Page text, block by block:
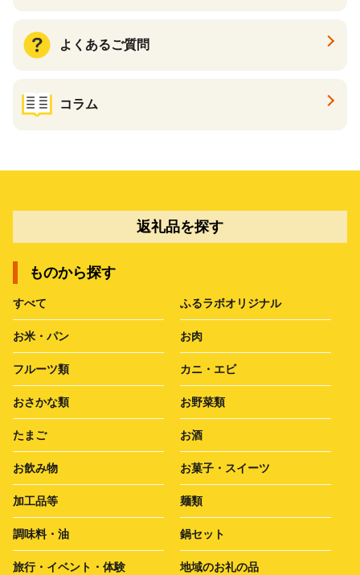
よくあるご質問
コラム
返礼品を探す
ものから探す
すべて ふるラボオリジナル
お米・パン お肉
フルーツ類 カニ・エビ
おさかな類 お野菜類
たまご お酒
お飲み物 お菓子・スイーツ
加工品等 麺類
調味料・油 鍋セット
旅行・イベント・体験 地域のお礼の品